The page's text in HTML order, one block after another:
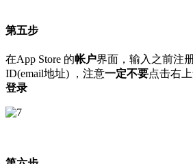
第五步
在App Store 的帐户界面，输入之前注
ID(email地址) ，注意一定不要点击右
登录